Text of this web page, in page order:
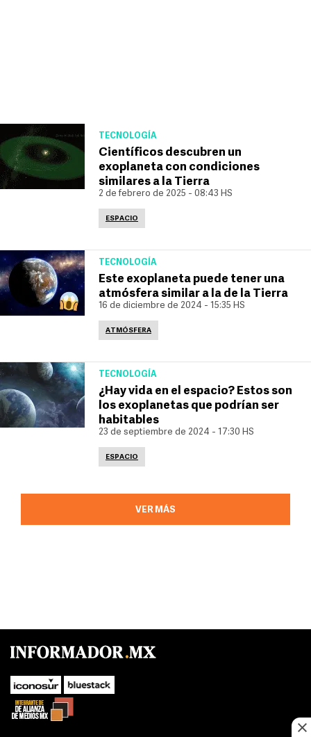
TECNOLOGÍA
Científicos descubren un
exoplaneta con condiciones
similares a la Tierra
2 de febrero de 2025 - 08:43 HS
ESPACIO
TECNOLOGÍA
Este exoplaneta puede tener una
atmósfera similar a la de la Tierra
16 de diciembre de 2024 - 15:35 HS
ATMÓSFERA
TECNOLOGÍA
¿Hay vida en el espacio? Estos son
los exoplanetas que podrían ser
habitables
23 de septiembre de 2024 - 17:30 HS
ESPACIO
VER MÁS